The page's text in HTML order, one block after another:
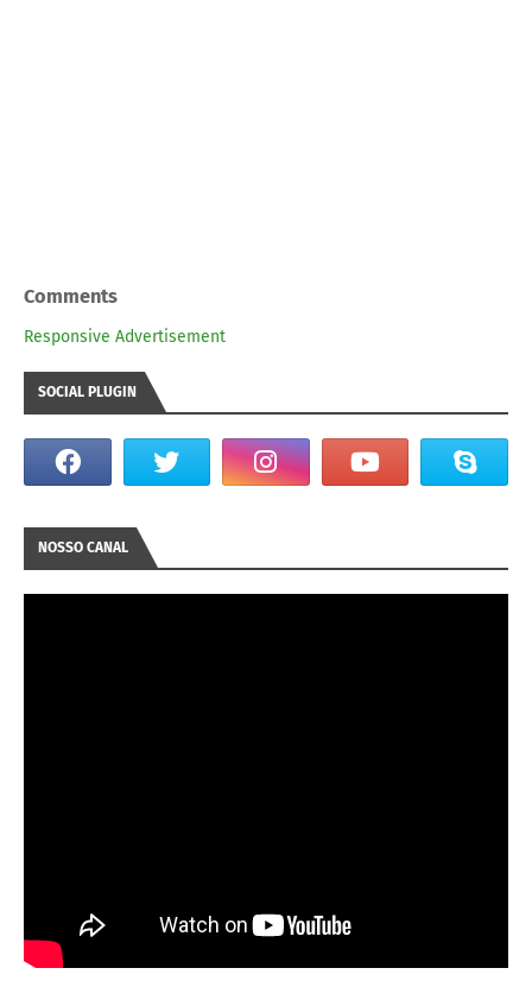
Comments
Responsive Advertisement
SOCIAL PLUGIN
NOSSO CANAL